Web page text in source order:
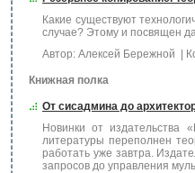
Какие существуют
случае? Этому и посвящен
Автор: Алексей Бережной
|
Книжная полка
От сисадмина до
Новинки от издательства
литературы переполнен
работать уже завтра.
запросов до управления